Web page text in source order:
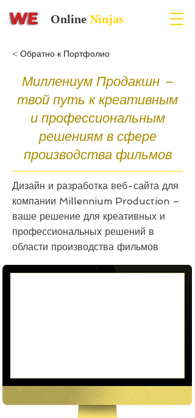
Online Ninjas
< Обратно к Портфолио
Миллениум Продакшн –
твой путь к креативным
и профессиональным
решениям в сфере
производства фильмов
Дизайн и разработка веб-сайта для
компании Millennium Production –
ваше решение для креативных и
профессиональных решений в
области производства фильмов